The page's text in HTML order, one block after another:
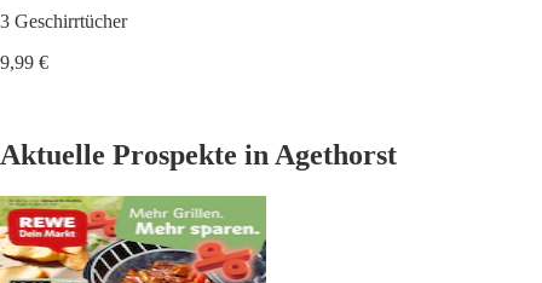
3 Geschirrtücher
9,99 €
Aktuelle Prospekte in Agethorst